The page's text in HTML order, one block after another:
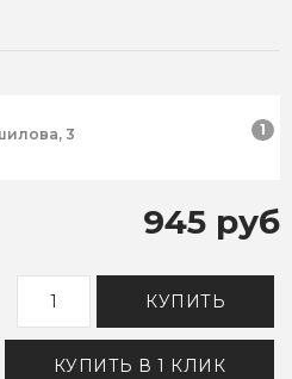
3 1
945 руб
КУПИТЬ
КУПИТЬ В 1 КЛИК